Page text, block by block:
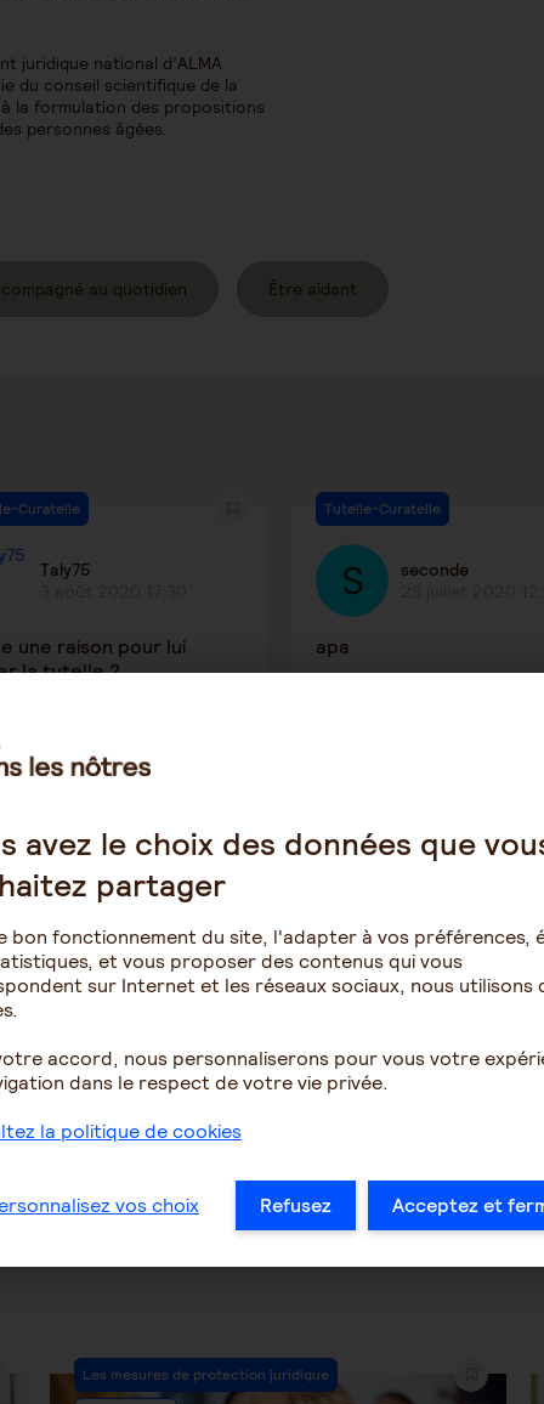
juridique national d’ALMA
du conseil scientifique de la
à la formulation des propositions
personnes âgées.
au quotidien Être aidant
Curatelle
Taly75
une raison pour lui
la tutelle ?
1508
Tutelle-Curatelle
seconde
apa
Trebron
15 juillet 2020 19:59
. peut-elle vendre
; un notaire peut-il l'y
2073
mettre mon nom sur le
location
1
… 43 44 45
Post
Category:
Les mesures de protection juridique
avez le choix des données que
partager
bon fonctionnement du site, l'adapter à vos préférences,
et vous proposer des contenus qui vous
sur Internet et les réseaux sociaux, nous utilisons
accord, nous personnaliserons pour vous votre
dans le respect de votre vie privée.
la politique de cookies
vos choix Refusez Acceptez et